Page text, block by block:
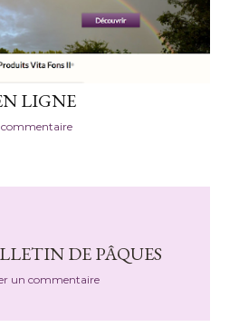
LIGNE
DE PÂQUES
un commentaire